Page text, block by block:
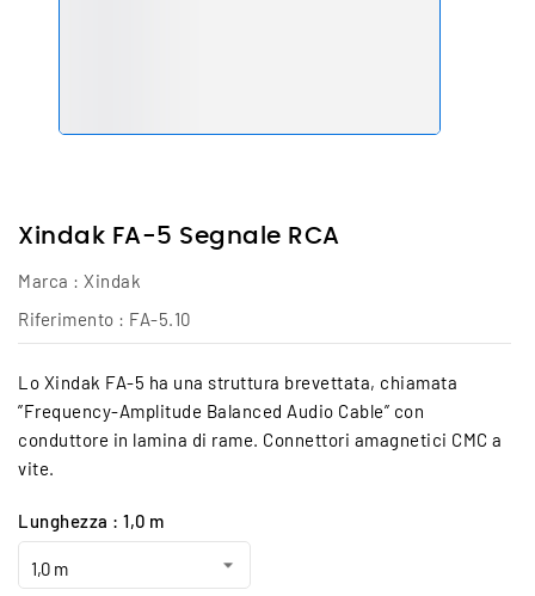
Xindak FA-5 Segnale RCA
Marca : Xindak
Riferimento : FA-5.10
Lo Xindak FA-5 ha una struttura brevettata, chiamata
”Frequency-Amplitude Balanced Audio Cable” con
conduttore in lamina di rame. Connettori amagnetici CMC a
vite.
Lunghezza : 1,0 m